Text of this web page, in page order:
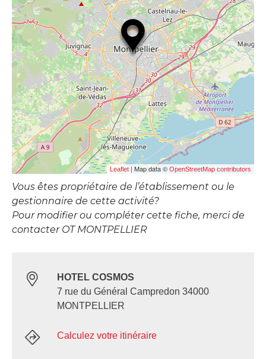
Leaflet | Map data © OpenStreetMap contributors
Vous êtes propriétaire de l’établissement ou le
gestionnaire de cette activité?
Pour modifier ou compléter cette fiche, merci de
contacter OT MONTPELLIER
HOTEL COSMOS
7 rue du Général Campredon 34000
MONTPELLIER
Calculez votre itinéraire